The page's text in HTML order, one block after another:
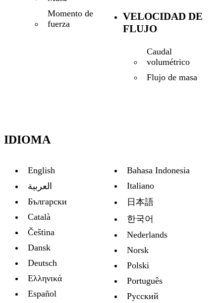
Momento de
fuerza
VELOCIDAD DE
FLUJO
Caudal
volumétrico
Flujo de masa
IDIOMA
English
العربية
Български
Català
Čeština
Dansk
Deutsch
Ελληνικά
Español
Bahasa Indonesia
Italiano
日本語
한국어
Nederlands
Norsk
Polski
Português
Русский